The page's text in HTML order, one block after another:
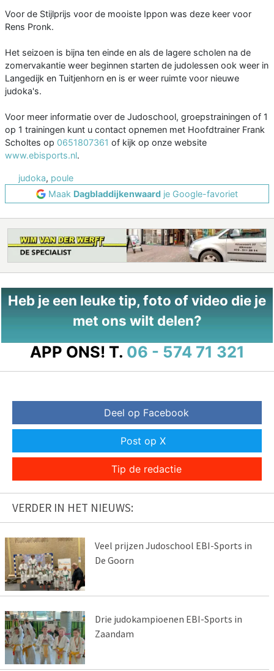
Voor de Stijlprijs voor de mooiste Ippon was deze keer voor
Rens Pronk.
Het seizoen is bijna ten einde en als de lagere scholen na de
zomervakantie weer beginnen starten de judolessen ook weer in
Langedijk en Tuitjenhorn en is er weer ruimte voor nieuwe
judoka's.
Voor meer informatie over de Judoschool, groepstrainingen of 1
op 1 trainingen kunt u contact opnemen met Hoofdtrainer Frank
Scholtes op 0651807361 of kijk op onze website
www.ebisports.nl.
judoka, poule
Maak Dagbladdijkenwaard je Google-favoriet
Heb je een leuke tip, foto of video die je
met ons wilt delen?
APP ONS! T. 06 - 574 71 321
Deel op Facebook
Post op X
Tip de redactie
VERDER IN HET NIEUWS:
Veel prijzen Judoschool EBI-Sports in
De Goorn
Drie judokampioenen EBI-Sports in
Zaandam